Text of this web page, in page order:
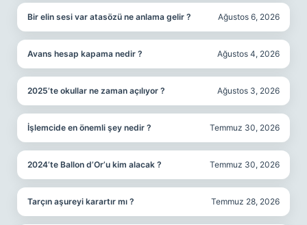
Bir elin sesi var atasözü ne anlama gelir ? Ağustos 6, 2026
Avans hesap kapama nedir ? Ağustos 4, 2026
2025’te okullar ne zaman açılıyor ? Ağustos 3, 2026
İşlemcide en önemli şey nedir ? Temmuz 30, 2026
2024’te Ballon d’Or’u kim alacak ? Temmuz 30, 2026
Tarçın aşureyi karartır mı ? Temmuz 28, 2026